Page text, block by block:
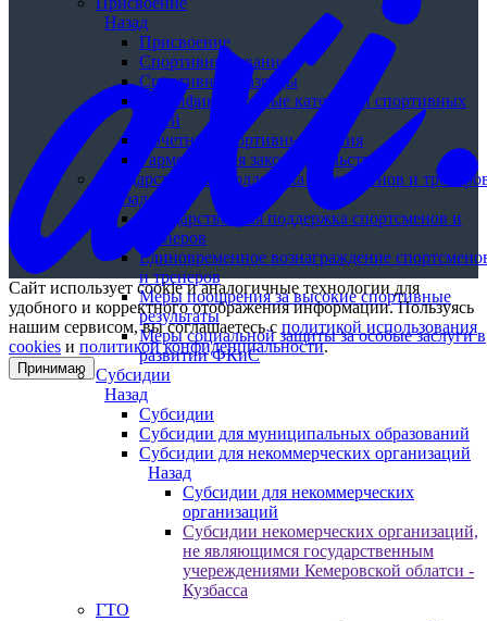
Назад
Присвоение
Спортивные звания
Спортивные разряды
Квалификационные категории спортивных
судей
Почетные спортивные звания
Гармонизация законодательства
Государственная поддержка спортсменов и
Назад
Государственная поддержка спортсменов и
тренеров
Единовременное вознаграждение
и тренеров
Меры поощрения за высокие спортивные
результаты
Меры социальной защиты за особые заслуги в
развитии ФКиС
Субсидии
Назад
Субсидии
Субсидии для муниципальных образований
Субсидии для некоммерческих организаций
Назад
Субсидии для некоммерческих
организаций
Субсидии некомерческих организаций,
не являющимся государственным
учереждениями Кемеровской облатси -
Кузбасса
ГТО
Сайт использует cookie и аналогичные технологии для
удобного и корректного отображения информации. Пользуясь
нашим сервисом, вы соглашаетесь с политикой использования
cookies и политикой конфиденциальности.
Принимаю